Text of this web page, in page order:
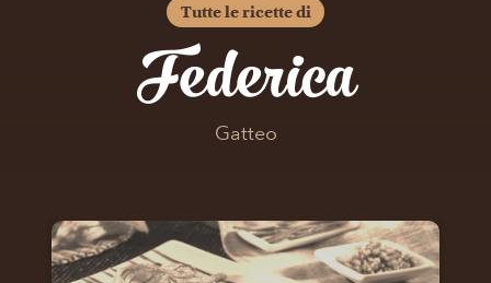
Tutte le ricette di
Federica
Gatteo